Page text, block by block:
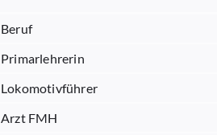
Beruf
Primarlehrerin
Lokomotivführer
Arzt FMH